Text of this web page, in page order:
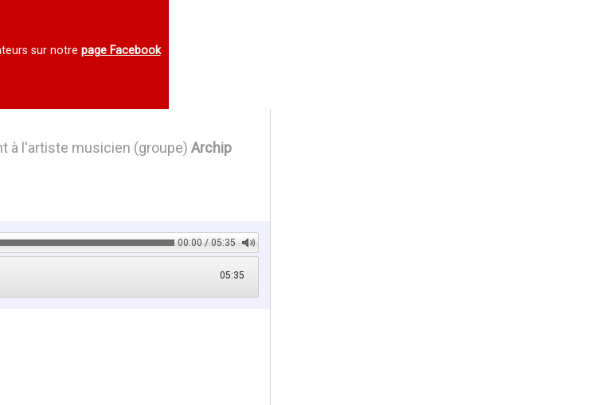
sur notre page Facebook
à l'artiste musicien (groupe) Archip
00:00 / 05:35
05:35